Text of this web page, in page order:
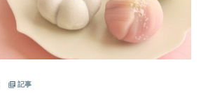
記事